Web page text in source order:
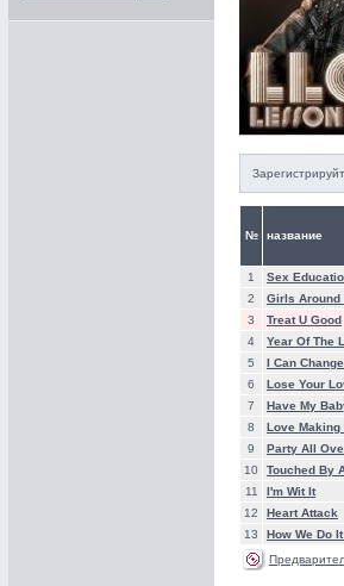
№ название
1
Sex
2
Girls Around
3
Treat U Good
4
Year Of The
5
I Can
6
Lose Your
7
Have My
8
Love Making
9
Party All
10
Touched By
11
I'm Wit It
12
Heart Attack
13
How We Do